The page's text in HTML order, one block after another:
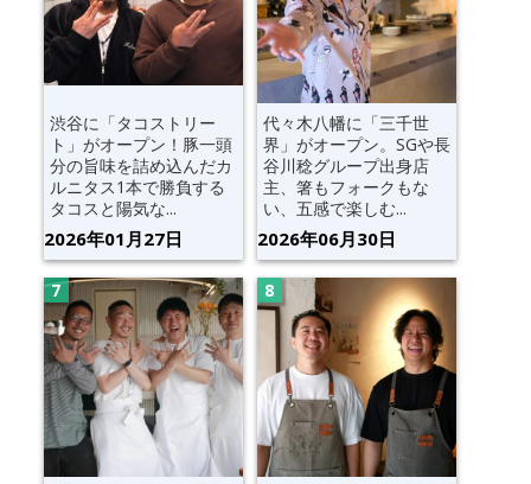
渋谷に「タコストリー
ト」がオープン！豚一頭
分の旨味を詰め込んだカ
ルニタス1本で勝負する
タコスと陽気な...
2026年01月27日
代々木八幡に「三千世
界」がオープン。SGや長
谷川稔グループ出身店
主、箸もフォークもな
い、五感で楽しむ...
2026年06月30日